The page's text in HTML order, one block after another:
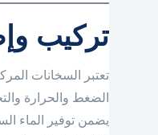
تركيب
تعتبر السخانات
الضغط والحرارة
يضمن توفير الماء